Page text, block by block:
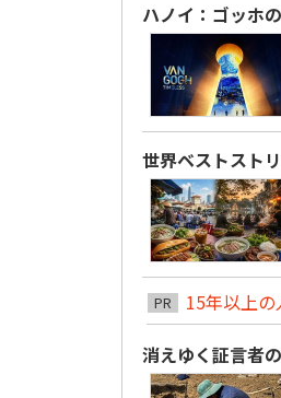
ハノイ：ゴッホ
世界ベストスト
PR
15年以上の
消えゆく証言者